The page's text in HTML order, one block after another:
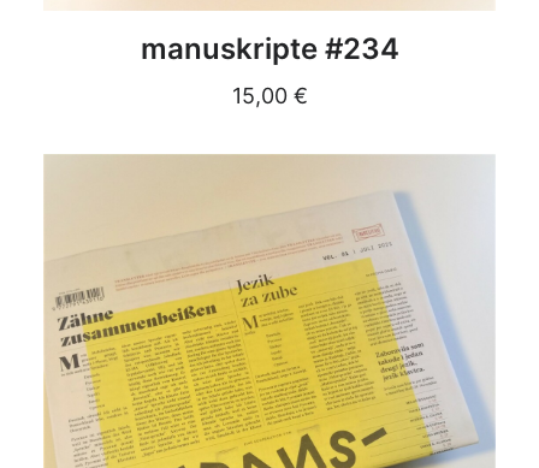
DETAILS
manuskripte #234
15,00 €